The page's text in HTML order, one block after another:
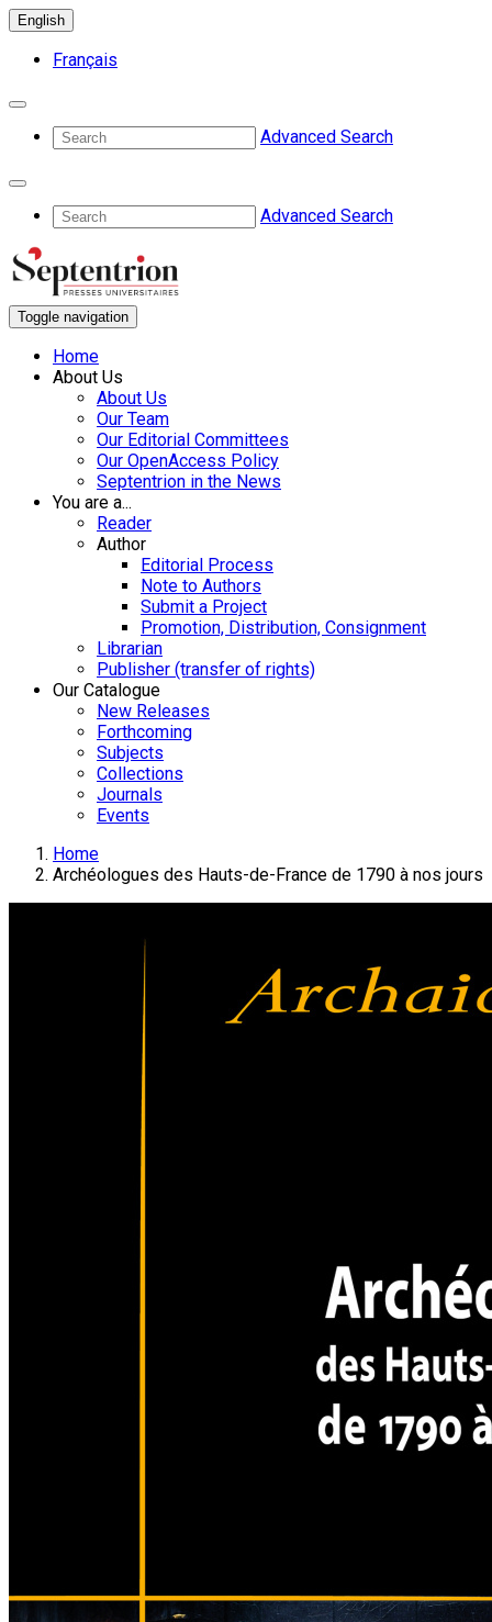
English
Français
Advanced Search
Advanced Search
Toggle navigation
Home
About Us
About Us
Our Team
Our Editorial Committees
Our OpenAccess Policy
Septentrion in the News
You are a...
Reader
Author
Editorial Process
Note to Authors
Submit a Project
Promotion, Distribution, Consignment
Librarian
Publisher (transfer of rights)
Our Catalogue
New Releases
Forthcoming
Subjects
Collections
Journals
Events
Home
Archéologues des Hauts-de-France de 1790 à nos jours